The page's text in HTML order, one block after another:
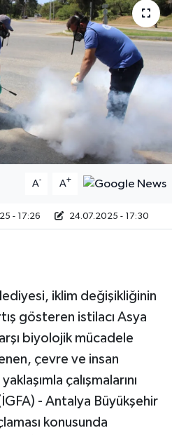
A- A+
- 17:26 24.07.2025 - 17:30
iklim değişikliğinin
gösteren istilacı Asya
biyolojik mücadele
çevre ve insan
çalışmalarını
- Antalya Büyükşehir
konusunda